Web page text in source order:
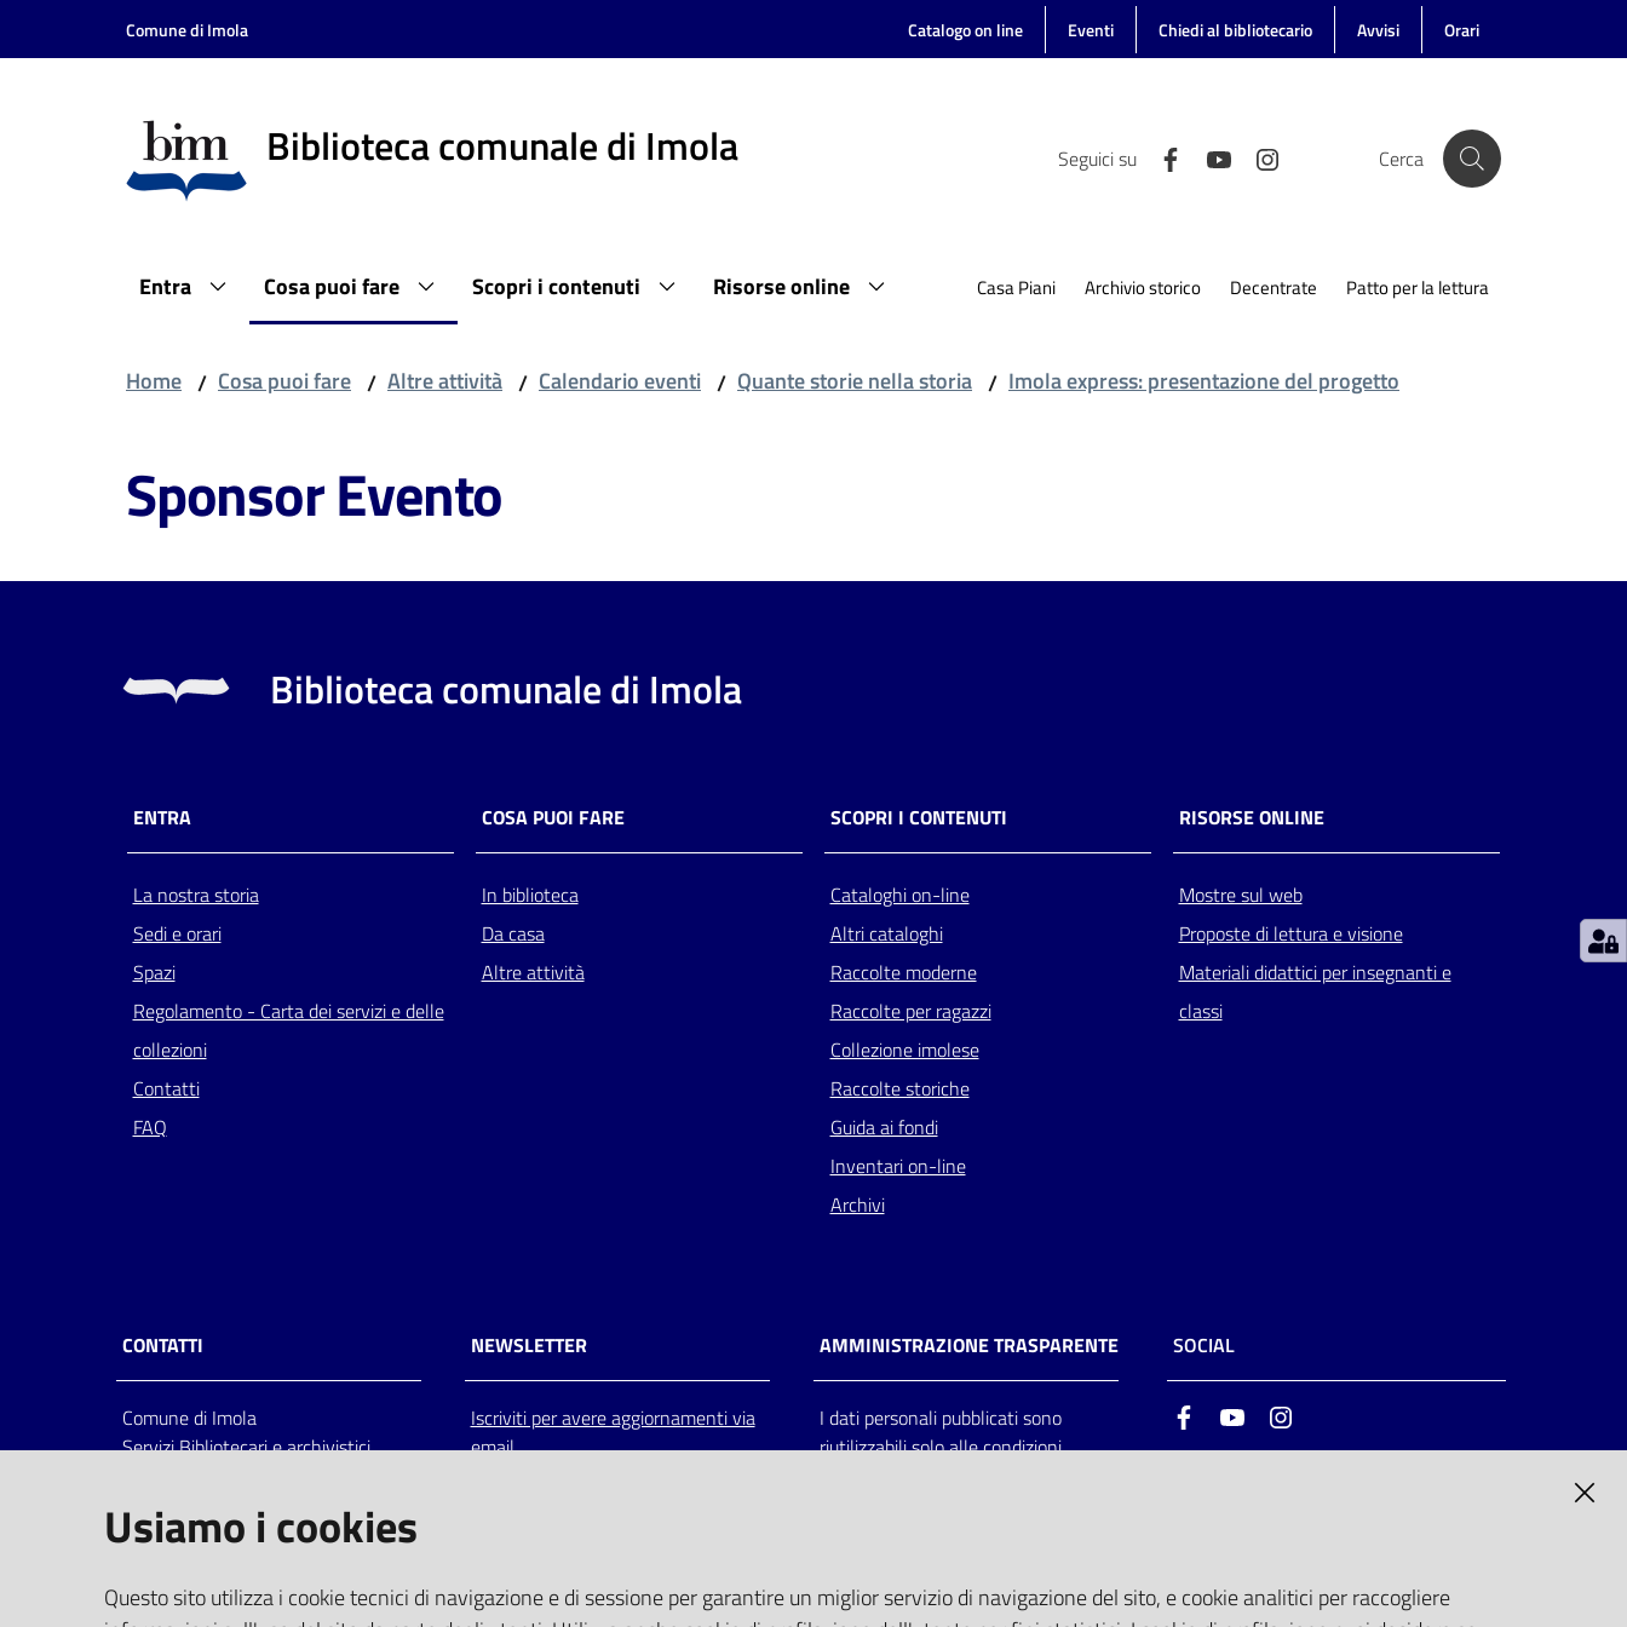
Vai al contenuto
Vai alla navigazione
Comune di Imola Catalogo on line Eventi Chiedi al bibliotecario Avvisi Orari
Biblioteca comunale di Imola Seguici su Cerca
Entra Cosa puoi fare Scopri i contenuti Risorse online Casa Piani Archivio storico Decentrate Patto per la lettura
Home / Cosa puoi fare / Altre attività / Calendario eventi / Quante storie nella storia / Imola express: presentazione del progetto
Sponsor Evento
Biblioteca comunale di Imola
ENTRA
La nostra storia
Sedi e orari
Spazi
Regolamento - Carta dei servizi e delle
collezioni
Contatti
FAQ
COSA PUOI FARE
In biblioteca
Da casa
Altre attività
SCOPRI I CONTENUTI
Cataloghi on-line
Altri cataloghi
Raccolte moderne
Raccolte per ragazzi
Collezione imolese
Raccolte storiche
Guida ai fondi
Inventari on-line
Archivi
RISORSE ONLINE
Mostre sul web
Proposte di lettura e visione
Materiali didattici per insegnanti e
classi
CONTATTI
Comune di Imola
Servizi Bibliotecari e archivistici
Italia
centralino: tel 0542.6026.36 fax
bim@comune.imola.bo.it
PEC
NEWSLETTER
Iscriviti per avere aggiornamenti via
email
AMMINISTRAZIONE TRASPARENTE
I dati personali pubblicati sono
riutilizzabili solo alle condizioni
SOCIAL
FacebookYoutube
Usiamo i cookies
Questo sito utilizza i cookie tecnici di navigazione e di sessione per garantire un miglior servizio di navigazione del sito, e cookie analitici per raccogliere